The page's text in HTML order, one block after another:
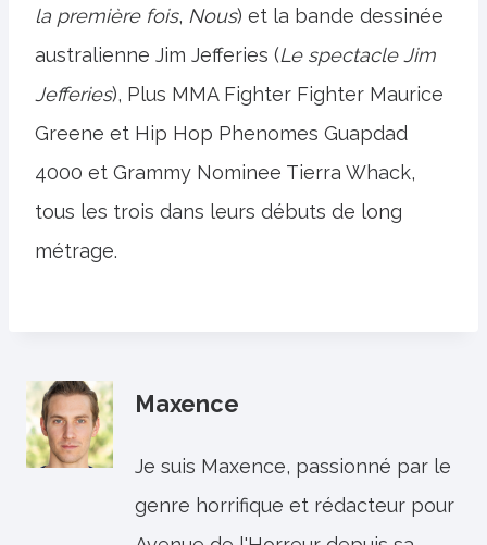
la première fois, Nous) et la bande dessinée
australienne Jim Jefferies (Le spectacle Jim
Jefferies), Plus MMA Fighter Fighter Maurice
Greene et Hip Hop Phenomes Guapdad
4000 et Grammy Nominee Tierra Whack,
tous les trois dans leurs débuts de long
métrage.
Maxence
Je suis Maxence, passionné par le
genre horrifique et rédacteur pour